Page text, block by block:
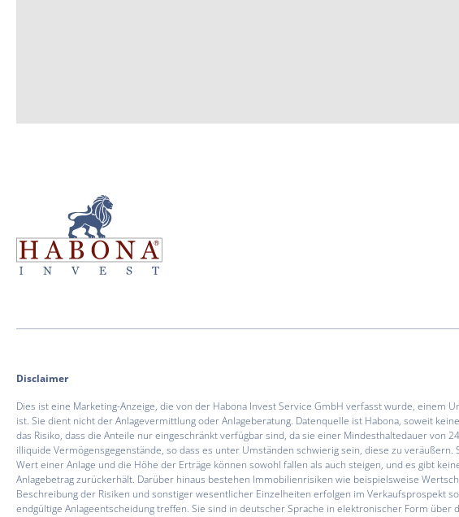
Hab­o­na Invest GmbH
Disclaimer
Dies ist eine Marketing-Anzeige, die von der Habona Invest Service GmbH verfasst wurde,
ist. Sie dient nicht der Anlagevermittlung oder Anlageberatung. Datenquelle ist Habona, soweit
das Risiko, dass die Anteile nur eingeschränkt verfügbar sind, da sie einer Mindesthaltedauer
illiquide Vermögensgegenstände, so dass es unter Umständen schwierig sein, diese zu
Wert einer Anlage und die Höhe der Erträge können sowohl fallen als auch steigen, und es gibt
Anlagebetrag zurückerhält. Darüber hinaus bestehen Immobilienrisiken wie beispielsweise
Beschreibung der Risiken und sonstiger wesentlicher Einzelheiten erfolgen im Verkaufsprospekt
endgültige Anlageentscheidung treffen. Sie sind in deutscher Sprache in elektronischer Form über